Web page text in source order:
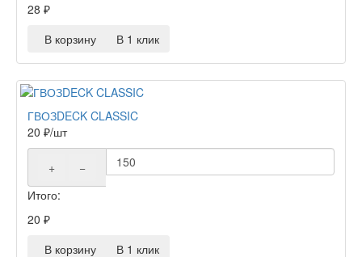
28 ₽
В корзину
В 1 клик
ГВОЗDECK CLASSIC
20 ₽/шт
+
−
Итого:
20 ₽
В корзину
В 1 клик